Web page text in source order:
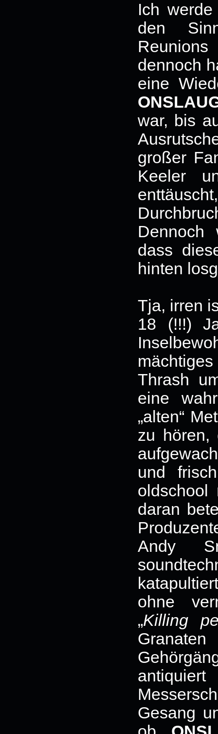
Ich
den
dennoch
eine
war, bis
großer
Keeler
dass
hinten
Tja, irren
18 (!!!)
Thrash
eine
„alten“
zu hören,
und
oldschool
daran
Andy
ohne
„Killing
Gesang